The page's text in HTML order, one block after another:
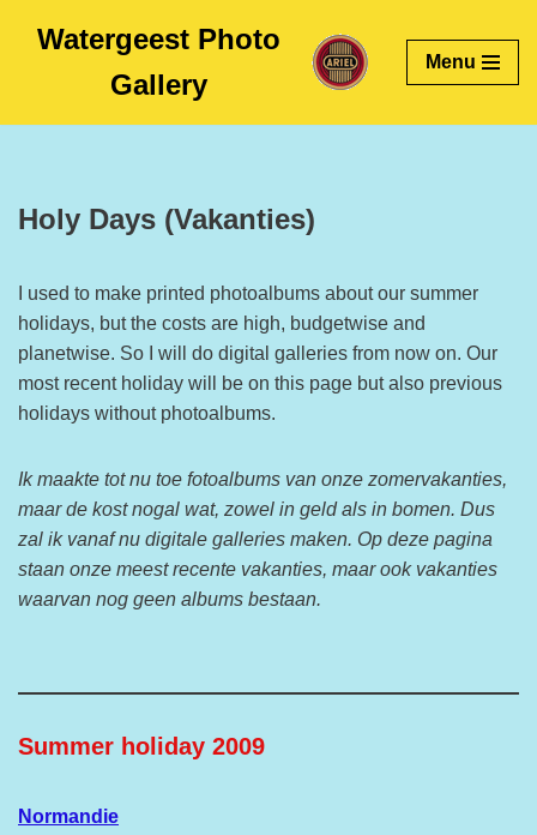
content
Watergeest Photo
Gallery
Menu
Holy Days (Vakanties)
I used to make printed photoalbums about our summer
holidays, but the costs are high, budgetwise and
planetwise. So I will do digital galleries from now on. Our
most recent holiday will be on this page but also previous
holidays without photoalbums.
Ik maakte tot nu toe fotoalbums van onze zomervakanties,
maar de kost nogal wat, zowel in geld als in bomen. Dus
zal ik vanaf nu digitale galleries maken. Op deze pagina
staan onze meest recente vakanties, maar ook vakanties
waarvan nog geen albums bestaan.
Summer holiday 2009
Normandie